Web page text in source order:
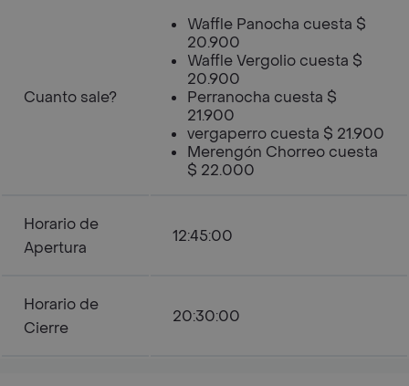
Cuanto sale?
Waffle Panocha cuesta $
20.900
Waffle Vergolio cuesta $
20.900
Perranocha cuesta $
21.900
vergaperro cuesta $ 21.900
Merengón Chorreo cuesta
$ 22.000
Horario de
Apertura
12:45:00
Horario de
Cierre
20:30:00